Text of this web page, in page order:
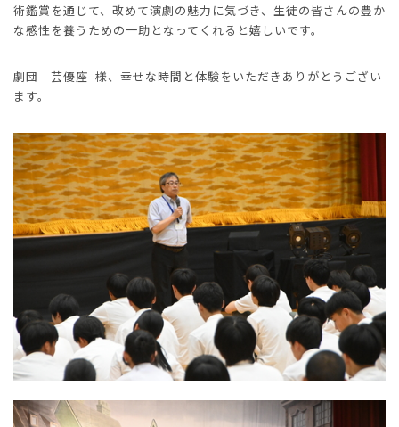
術鑑賞を通じて、改めて演劇の魅力に気づき、生徒の皆さんの豊か
な感性を養うための一助となってくれると嬉しいです。
劇団 芸優座 様、幸せな時間と体験をいただきありがとうござい
ます。